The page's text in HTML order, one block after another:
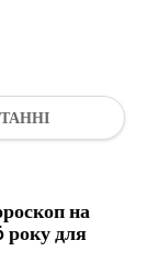
на
року для